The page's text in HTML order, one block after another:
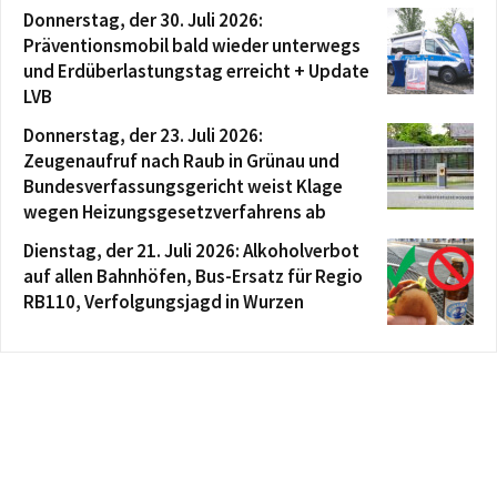
Donnerstag, der 30. Juli 2026:
Präventionsmobil bald wieder unterwegs
und Erdüberlastungstag erreicht + Update
LVB
Donnerstag, der 23. Juli 2026:
Zeugenaufruf nach Raub in Grünau und
Bundesverfassungsgericht weist Klage
wegen Heizungsgesetzverfahrens ab
Dienstag, der 21. Juli 2026: Alkoholverbot
auf allen Bahnhöfen, Bus-Ersatz für Regio
RB110, Verfolgungsjagd in Wurzen